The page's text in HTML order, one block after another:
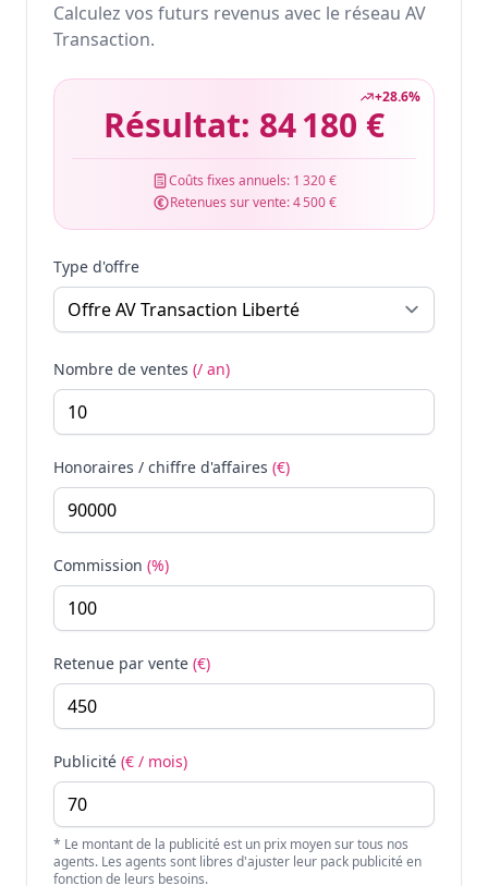
Calculez vos futurs revenus avec le réseau AV
Transaction.
+28.6%
Résultat: 84 180 €
Coûts fixes annuels: 1 320 €
Retenues sur vente:4 500 €
Type d'offre
Nombre de ventes (/ an)
Honoraires / chiffre d'affaires (€)
Commission (%)
Retenue par vente (€)
Publicité (€ / mois)
* Le montant de la publicité est un prix moyen sur tous nos
agents. Les agents sont libres d'ajuster leur pack publicité en
fonction de leurs besoins.